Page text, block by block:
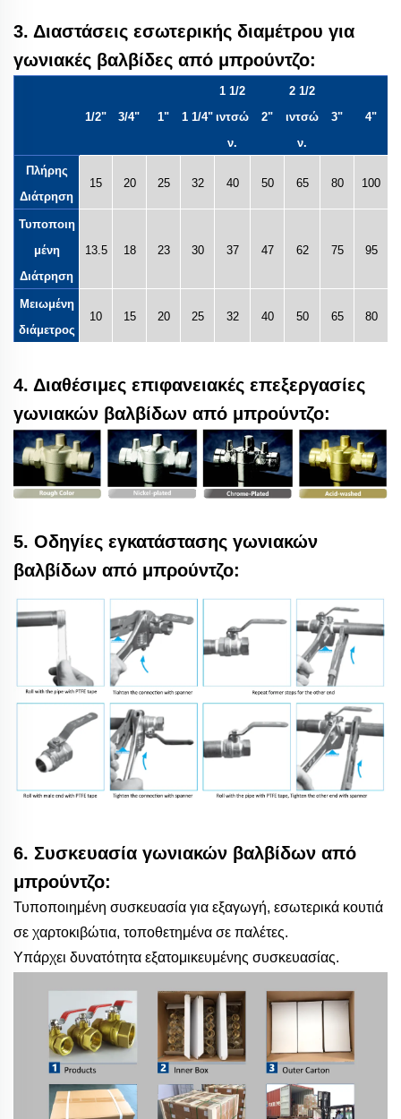
3. Διαστάσεις εσωτερικής διαμέτρου για
γωνιακές βαλβίδες από μπρούντζο:
1/2" 3/4" 1" 1 1/4"
1 1/2
ιντσώ
ν.
2"
2 1/2
ιντσώ
ν.
3" 4"
Πλήρης
Διάτρηση
15 20 25 32 40 50 65 80 100
Τυποποιη
μένη
Διάτρηση
13.5 18 23 30 37 47 62 75 95
Μειωμένη
διάμετρος
10 15 20 25 32 40 50 65 80
4. Διαθέσιμες επιφανειακές επεξεργασίες
γωνιακών βαλβίδων από μπρούντζο:
5. Οδηγίες εγκατάστασης γωνιακών
βαλβίδων από μπρούντζο:
6. Συσκευασία γωνιακών βαλβίδων από
μπρούντζο:
Τυποποιημένη συσκευασία για εξαγωγή, εσωτερικά κουτιά
σε χαρτοκιβώτια, τοποθετημένα σε παλέτες.
Υπάρχει δυνατότητα εξατομικευμένης συσκευασίας.